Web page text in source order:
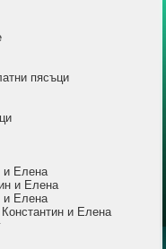
пясъци
Елена
и Елена
Елена
и Елена